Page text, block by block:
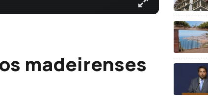
madeirenses